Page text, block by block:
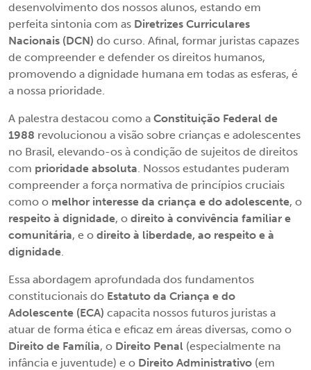
desenvolvimento dos nossos alunos, estando em
perfeita sintonia com as Diretrizes Curriculares
Nacionais (DCN) do curso. Afinal, formar juristas capazes
de compreender e defender os direitos humanos,
promovendo a dignidade humana em todas as esferas, é
a nossa prioridade.
A palestra destacou como a Constituição Federal de
1988 revolucionou a visão sobre crianças e adolescentes
no Brasil, elevando-os à condição de sujeitos de direitos
com prioridade absoluta. Nossos estudantes puderam
compreender a força normativa de princípios cruciais
como o melhor interesse da criança e do adolescente, o
respeito à dignidade, o direito à convivência familiar e
comunitária, e o direito à liberdade, ao respeito e à
dignidade.
Essa abordagem aprofundada dos fundamentos
constitucionais do Estatuto da Criança e do
Adolescente (ECA) capacita nossos futuros juristas a
atuar de forma ética e eficaz em áreas diversas, como o
Direito de Família, o Direito Penal (especialmente na
infância e juventude) e o Direito Administrativo (em